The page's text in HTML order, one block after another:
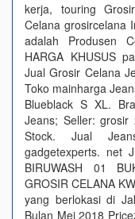
kerja, touring
Celana grosircelana
adalah Produsen
HARGA KHUSUS
Jual Grosir Celana
Toko mainharga
Blueblack S XL.
Jeans; Seller: grosir
Stock. Jual
gadgetexperts. net
BIRUWASH 01
GROSIR CELANA
yang berlokasi di
Bulan Mei 2018